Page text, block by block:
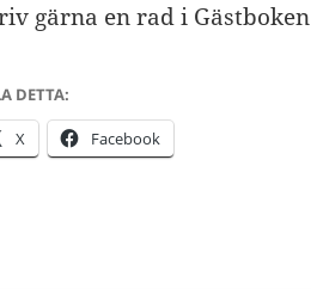
gärna en rad i Gästboken
DETTA:
X Facebook